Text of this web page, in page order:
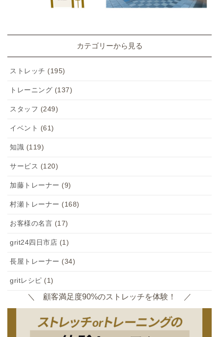
カテゴリーから見る
ストレッチ (195)
トレーニング (137)
スタッフ (249)
イベント (61)
知識 (119)
サービス (120)
加藤トレーナー (9)
村瀬トレーナー (168)
お客様の名言 (17)
grit24四日市店 (1)
長屋トレーナー (34)
gritレシピ (1)
＼ 顧客満足度90%のストレッチを体験！ ／